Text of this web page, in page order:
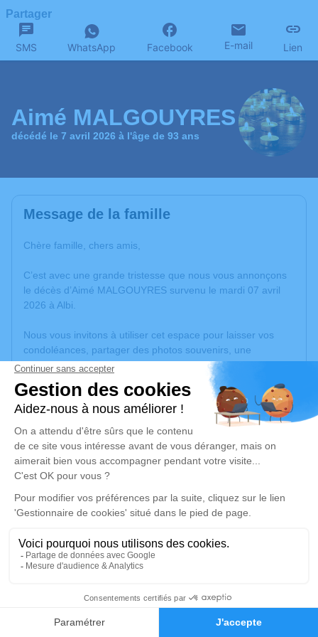
Faire-part Hommages
Partager
SMS WhatsApp Facebook E-mail Lien
Aimé MALGOUYRES
décédé le 7 avril 2026 à l'âge de 93 ans
Message de la famille
Chère famille, chers amis,
C’est avec une grande tristesse que nous vous annonçons
le décès d’Aimé MALGOUYRES survenu le mardi 07 avril
2026 à Albi.
Nous vous invitons à utiliser cet espace pour laisser vos
condoléances, partager des photos souvenirs, une
anecdote ou exprimer vos pensées à travers des poèmes
ou des textes. Cet endroit est un lieu d'expression dédié à
honorer la mémoire d’Aimé MALGOUYRES.
Un service de plantation d’arbre hommage estdisponible
lundi 13 avril 2026 à 14h30
Église Sainte Cécile de Carmaux
3 place sainte cécile